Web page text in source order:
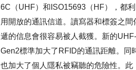
6C（UHF）和ISO15693（HF），都利
用開放的通訊信道。讀寫器和標簽之間
遞的信息會很容易被人截獲。新的UHF-
Gen2標準加大了RFID的通訊距離。同
也加大了個人隱私被竊聽的危險性。此